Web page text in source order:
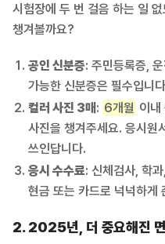
시험장에 두 번 걸음 하는 일
챙겨볼까요?
공인 신분증: 주민등록증,
가능한 신분증은 필수입니
컬러 사진 3매 : 6개월 이내
사진을 챙겨주세요. 응시원
쓰인답니다.
응시 수수료: 신체검사, 학
현금 또는 카드로 넉넉하게
2. 2025년, 더 중요해진